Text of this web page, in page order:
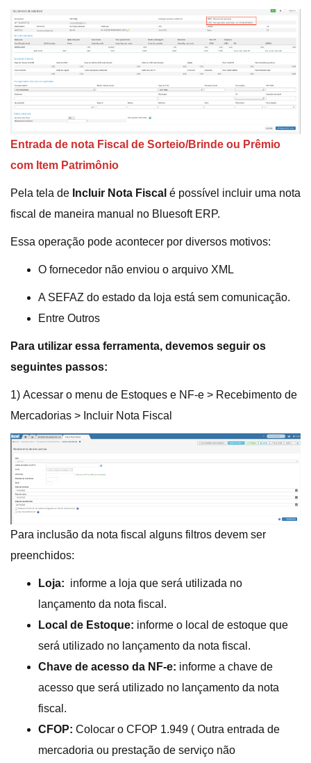
Entrada de nota Fiscal de Sorteio/Brinde ou Prêmio
com Item Patrimônio
Pela tela de Incluir Nota Fiscal é possível incluir uma nota
fiscal de maneira manual no Bluesoft ERP.
Essa operação pode acontecer por diversos motivos:
O fornecedor não enviou o arquivo XML
A SEFAZ do estado da loja está sem comunicação.
Entre Outros
Para utilizar essa ferramenta, devemos seguir os
seguintes passos:
1) Acessar o menu de Estoques e NF-e > Recebimento de
Mercadorias > Incluir Nota Fiscal
Para inclusão da nota fiscal alguns filtros devem ser
preenchidos:
Loja: informe a loja que será utilizada no
lançamento da nota fiscal.
Local de Estoque: informe o local de estoque que
será utilizado no lançamento da nota fiscal.
Chave de acesso da NF-e: informe a chave de
acesso que será utilizado no lançamento da nota
fiscal.
CFOP: Colocar o CFOP 1.949 ( Outra entrada de
mercadoria ou prestação de serviço não